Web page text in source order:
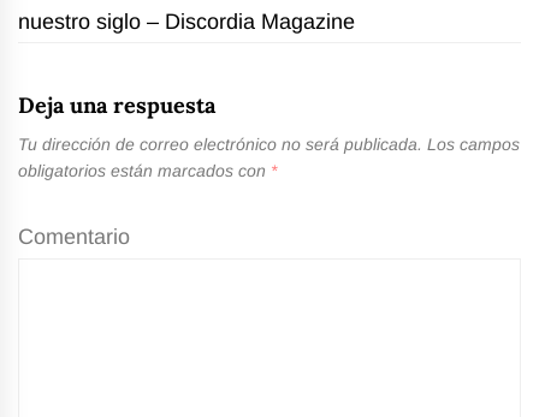
nuestro siglo – Discordia Magazine
Deja una respuesta
Tu dirección de correo electrónico no será publicada. Los campos
obligatorios están marcados con *
Comentario